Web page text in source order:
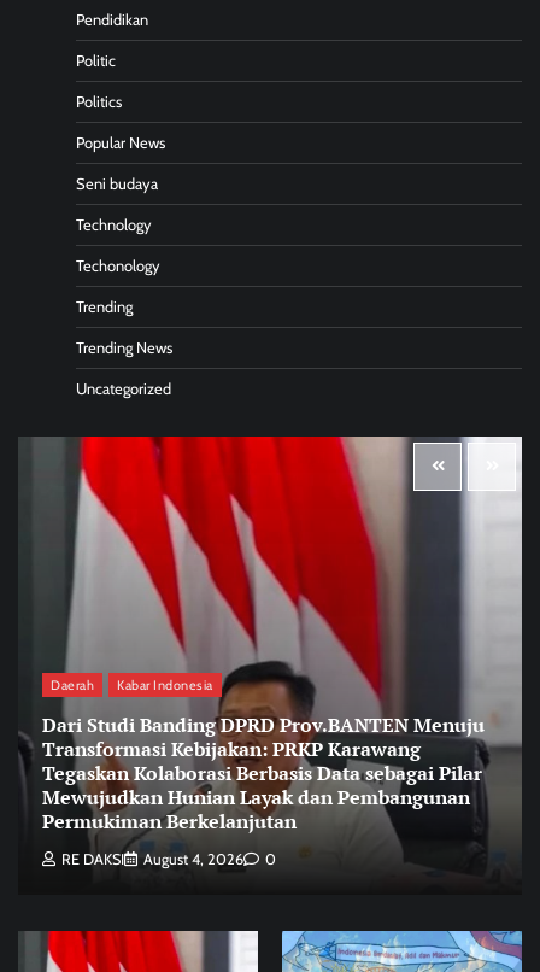
Pendidikan
Politic
Politics
Popular News
Seni budaya
Technology
Techonology
Trending
Trending News
Uncategorized
Daerah Kabar Indonesia
Dari Studi Banding DPRD Prov.BANTEN Menuju
Transformasi Kebijakan: PRKP Karawang
Tegaskan Kolaborasi Berbasis Data sebagai Pilar
Mewujudkan Hunian Layak dan Pembangunan
Permukiman Berkelanjutan
RE DAKSI August 4, 2026 0